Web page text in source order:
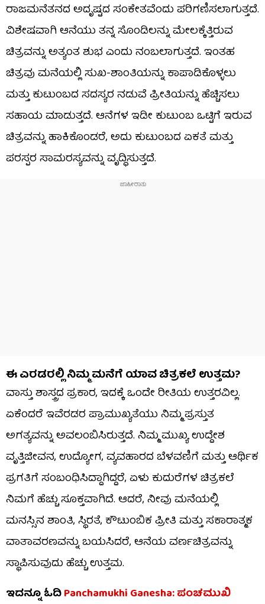
ರಾಜಮನೆತನದ ಅದೃಷ್ಟದ ಸಂಕೇತವೆಂದು ಪರಿಗಣಿಸಲಾಗುತ್ತದೆ.
ವಿಶೇಷವಾಗಿ ಆನೆಯು ತನ್ನ ಸೊಂಡಿಲನ್ನು ಮೇಲಕ್ಕೆತ್ತಿರುವ
ಚಿತ್ರವನ್ನು ಅತ್ಯಂತ ಶುಭ ಎಂದು ನಂಬಲಾಗುತ್ತದೆ. ಇಂತಹ
ಚಿತ್ರವು ಮನೆಯಲ್ಲಿ ಸುಖ-ಶಾಂತಿಯನ್ನು ಕಾಪಾಡಿಕೊಳ್ಳಲು
ಮತ್ತು ಕುಟುಂಬದ ಸದಸ್ಯರ ನಡುವೆ ಪ್ರೀತಿಯನ್ನು ಹೆಚ್ಚಿಸಲು
ಸಹಾಯ ಮಾಡುತ್ತದೆ. ಆನೆಗಳ ಇಡೀ ಕುಟುಂಬ ಒಟ್ಟಿಗೆ ಇರುವ
ಚಿತ್ರವನ್ನು ಹಾಕಿಕೊಂಡರೆ, ಅದು ಕುಟುಂಬದ ಏಕತೆ ಮತ್ತು
ಪರಸ್ಪರ ಸಾಮರಸ್ಯವನ್ನು ವೃದ್ಧಿಸುತ್ತದೆ.
ಈ ಎರಡರಲ್ಲಿ ನಿಮ್ಮ ಮನೆಗೆ ಯಾವ ಚಿತ್ರಕಲೆ ಉತ್ತಮ?
ವಾಸ್ತು ಶಾಸ್ತ್ರದ ಪ್ರಕಾರ, ಇದಕ್ಕೆ ಒಂದೇ ರೀತಿಯ ಉತ್ತರವಿಲ್ಲ.
ಏಕೆಂದರೆ ಇವೆರಡರ ಪ್ರಾಮುಖ್ಯತೆಯು ನಿಮ್ಮ ಪ್ರಸ್ತುತ
ಅಗತ್ಯವನ್ನು ಅವಲಂಬಿಸಿರುತ್ತದೆ. ನಿಮ್ಮ ಮುಖ್ಯ ಉದ್ದೇಶ
ವೃತ್ತಿಜೀವನ, ಉದ್ಯೋಗ, ವ್ಯವಹಾರದ ಬೆಳವಣಿಗೆ ಮತ್ತು ಆರ್ಥಿಕ
ಪ್ರಗತಿಗೆ ಸಂಬಂಧಿಸಿದ್ದಾಗಿದ್ದರೆ, ಏಳು ಕುದುರೆಗಳ ಚಿತ್ರಕಲೆ
ನಿಮಗೆ ಹೆಚ್ಚು ಸೂಕ್ತವಾಗಿದೆ. ಆದರೆ, ನೀವು ಮನೆಯಲ್ಲಿ
ಮನಸ್ಸಿನ ಶಾಂತಿ, ಸ್ಥಿರತೆ, ಕೌಟುಂಬಿಕ ಪ್ರೀತಿ ಮತ್ತು ಸಕಾರಾತ್ಮಕ
ವಾತಾವರಣವನ್ನು ಬಯಸಿದರೆ, ಆನೆಯ ವರ್ಣಚಿತ್ರವನ್ನು
ಸ್ಥಾಪಿಸುವುದು ಹೆಚ್ಚು ಉತ್ತಮ.
ಇದನ್ನೂ ಓದಿPanchamukhi Ganesha: ಪಂಚಮುಖಿ